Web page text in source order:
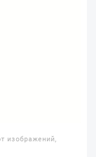
изображений,